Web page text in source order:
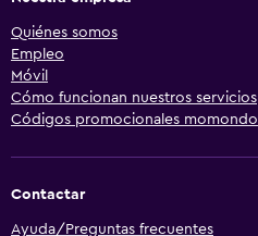
Quiénes somos
Empleo
Móvil
Cómo funcionan nuestros servicios
Códigos promocionales momondo
Contactar
Ayuda/Preguntas frecuentes